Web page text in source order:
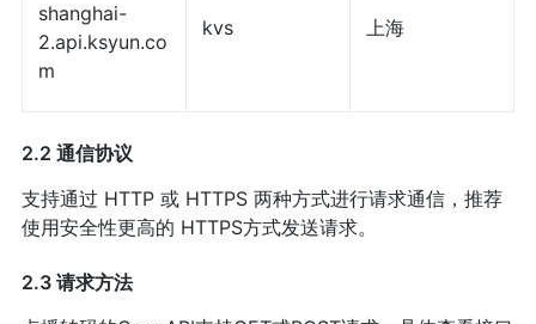
shanghai-
2.api.ksyun.co
m
kvs 上海
2.2 通信协议
支持通过 HTTP 或 HTTPS 两种方式进行请求通信，推荐
使用安全性更高的 HTTPS方式发送请求。
2.3 请求方法